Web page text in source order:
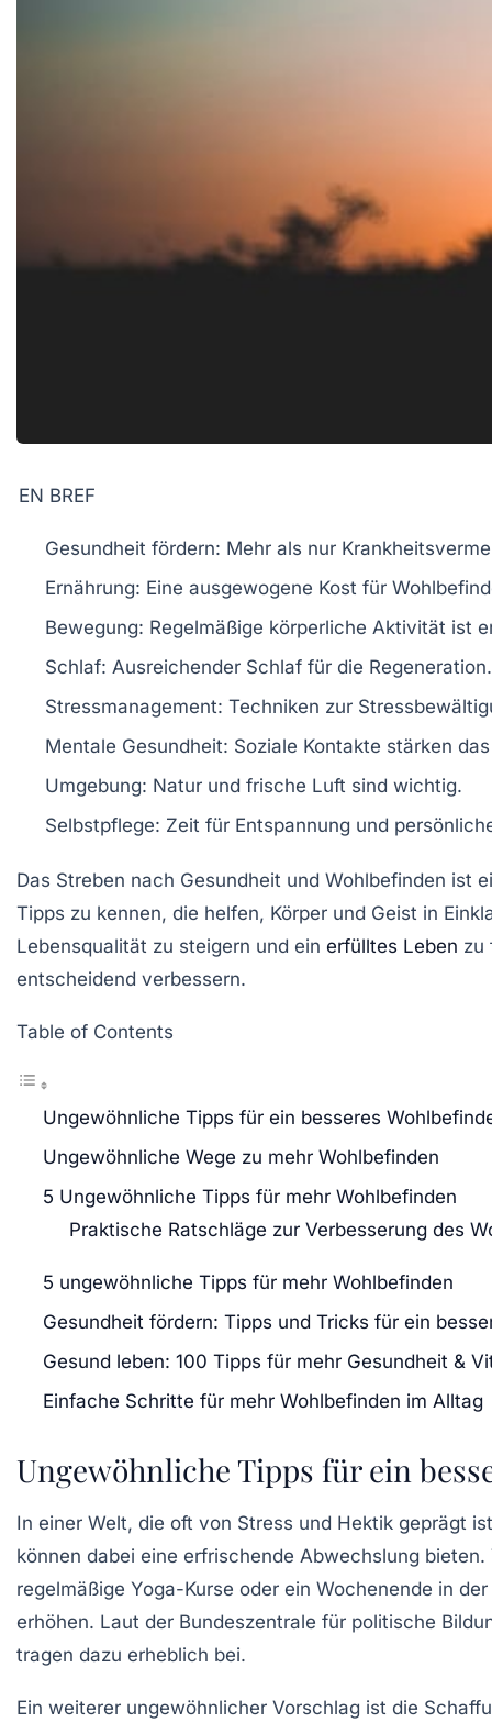
EN BREF
Gesundheit fördern: Mehr als nur
Ernährung: Eine ausgewogene Kost für
Bewegung: Regelmäßige körperliche Aktivität ist
Schlaf: Ausreichender Schlaf für die Regeneration.
Stressmanagement: Techniken zur
Mentale Gesundheit: Soziale Kontakte stärken
Umgebung: Natur und frische Luft sind wichtig.
Selbstpflege: Zeit für Entspannung und
Das Streben nach Gesundheit und Wohlbefinden ist
Tipps zu kennen, die helfen, Körper und Geist in
Lebensqualität zu steigern und ein erfülltes Leben zu
entscheidend verbessern.
Table of Contents
Ungewöhnliche Tipps für ein besseres
Ungewöhnliche Wege zu mehr Wohlbefinden
5 Ungewöhnliche Tipps für mehr Wohlbefinden
Praktische Ratschläge zur Verbesserung des
5 ungewöhnliche Tipps für mehr Wohlbefinden
Gesundheit fördern: Tipps und Tricks für ein
Gesund leben: 100 Tipps für mehr Gesundheit &
Einfache Schritte für mehr Wohlbefinden im Alltag
Ungewöhnliche Tipps für ein
In einer Welt, die oft von Stress und Hektik geprägt
können dabei eine erfrischende Abwechslung
regelmäßige Yoga-Kurse oder ein Wochenende in
erhöhen. Laut der Bundeszentrale für politische
tragen dazu erheblich bei.
Ein weiterer ungewöhnlicher Vorschlag ist die